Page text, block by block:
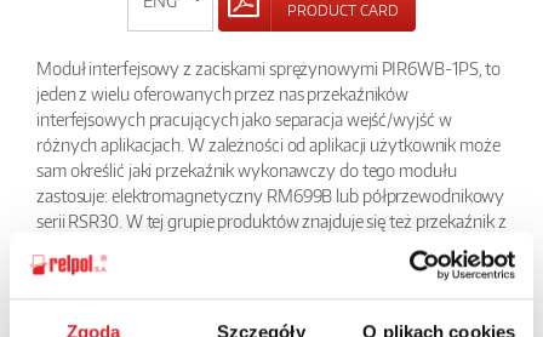
Zgoda Szczegóły O plikach cookies
PRODUCT CARD
Moduł interfejsowy z zaciskami sprężynowymi PIR6WB-1PS, to
jeden z wielu oferowanych przez nas przekaźników
interfejsowych pracujących jako separacja wejść/wyjść w
różnych aplikacjach. W zależności od aplikacji użytkownik może
sam określić jaki przekaźnik wykonawczy do tego modułu
zastosuje: elektromagnetyczny RM699B lub półprzewodnikowy
serii RSR30. W tej grupie produktów znajduje się też przekaźnik z
wbudowanym filtrem przeciwzakłóceniowym do długich linii
sterujących. Niewielkie wymiary, tylko 6,2 mm powodują, że jest
to bardzo chętnie stosowany w szafach element.